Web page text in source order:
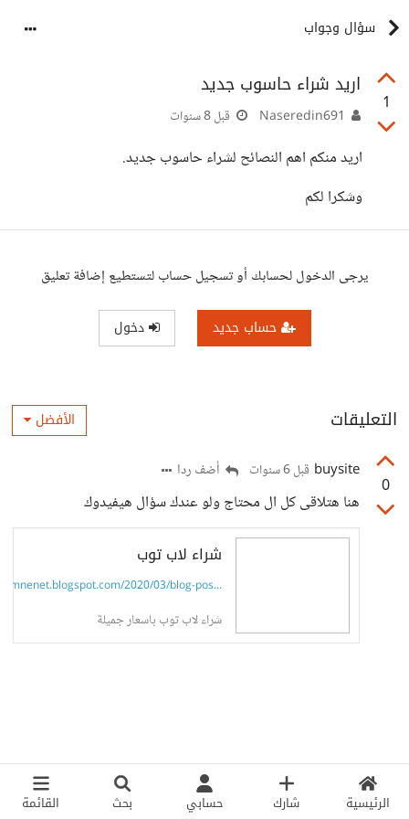
الرئيسية شارك حسابي بحث القائمة
سؤال وجواب
1
اريد شراء حاسوب جديد
قبل 8 سنوات
اريد منكم اهم النصائح لشراء حاسوب جديد.
وشكرا لكم
يرجى الدخول لحسابك أو تسجيل حساب لتستطيع إضافة تعليق
حساب جديد دخول
التعليقات الأفضل
0
buysite قبل 6 سنوات أضف ردا
هنا هتلاقى كل ال محتاج ولو عندك سؤال هيفيدوك
شراء لاب توب
2020/03/blog-pos...
شراء لاب توب باسعار جميلة